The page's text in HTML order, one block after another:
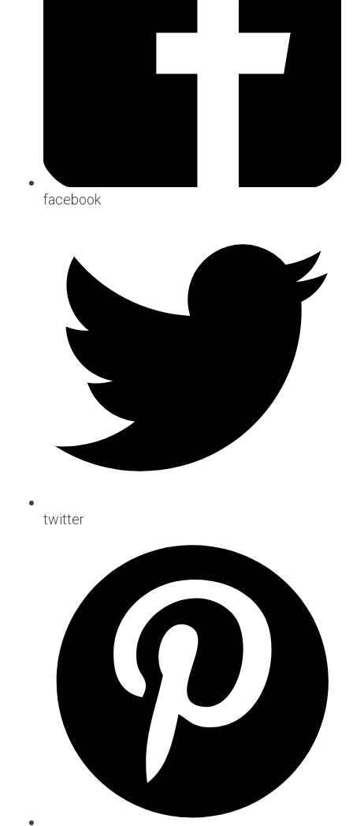
facebook
twitter